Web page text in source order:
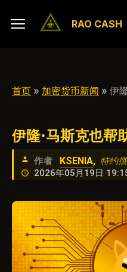
RAO CASH
首页 » 加密货币新闻 » 伊
伊隆·马斯克也帮
作者 KSENIA, 特约
2026年05月19日